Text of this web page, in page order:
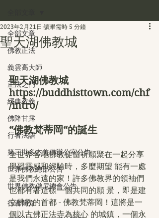
全部文章
佛教正法
義雲高大師
正法之門
經典教義
佛降甘露
行者法語
第三世多杰羌佛辦公室公告
世界佛教總部公告
世界佛教僧尼總會公告
行者簡介
聖天湖佛教城
2023年2月21日 讀畢需時 5 分鐘
聖天湖佛教城
https://buddhisttown.com/chf
/intro/
“佛教梵蒂岡“的誕生
全世界各地佛教徒當祈願聚在一起分享
學習靈感和經驗時，多麼期望 能有一處
是我們永遠的家！許多佛教界的領袖們
也都有著這樣一個共同的願 景，即是建
立佛教的首都 - 佛教梵蒂岡！這將是一
個以古佛正法寺為核心 的城鎮，一個永